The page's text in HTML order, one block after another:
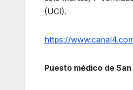
(UCI).
https://
Puesto médico de